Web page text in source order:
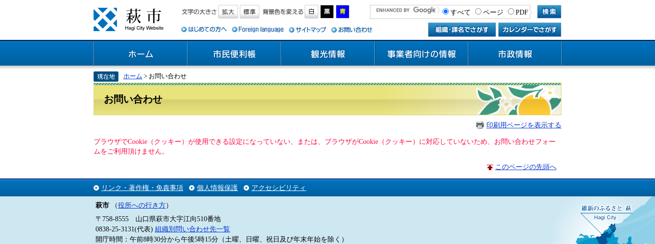
すべて ページ PDF
ホーム > お問い合わせ
お問い合わせ
印刷用ページを表示する
ブラウザでCookie（クッキー）が使用できる設定になっていない、または、ブラウザがCookie（クッキー）に対応していないため、お問い合わせフォー
ムをご利用頂けません。
このページの先頭へ
リンク・著作権・免責事項 個人情報保護 アクセシビリティ
萩市 （役所への行き方）
〒758-8555 山口県萩市大字江向510番地
0838-25-3131(代表) 組織別問い合わせ先一覧
開庁時間：午前8時30分から午後5時15分（土曜、日曜、祝日及び年末年始を除く）